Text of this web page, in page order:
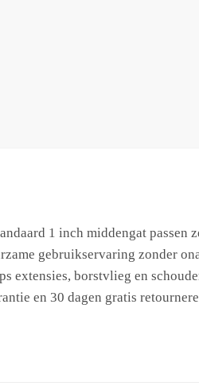
1 inch middengat passen
gebruikservaring zonder
extensies, borstvlieg en
en 30 dagen gratis